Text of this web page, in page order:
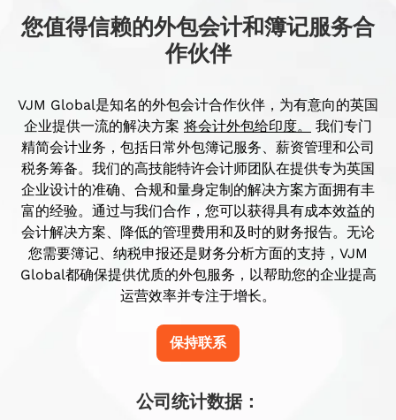
您值得信赖的外包会计和簿记服务合
作伙伴
VJM Global是知名的外包会计合作伙伴，为有意向的英国
企业提供一流的解决方案 将会计外包给印度。
我们专门
精简会计业务，包括日常外包簿记服务、薪资管理和公司
税务筹备。我们的高技能特许会计师团队在提供专为英国
企业设计的准确、合规和量身定制的解决方案方面拥有丰
富的经验。通过与我们合作，您可以获得具有成本效益的
会计解决方案、降低的管理费用和及时的财务报告。无论
您需要簿记、纳税申报还是财务分析方面的支持，VJM
Global都确保提供优质的外包服务，以帮助您的企业提高
运营效率并专注于增长。
保持联系
公司统计数据：